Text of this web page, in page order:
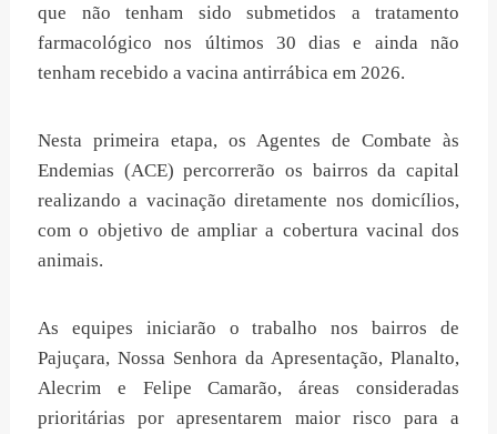
que não tenham sido submetidos a tratamento
farmacológico nos últimos 30 dias e ainda não
tenham recebido a vacina antirrábica em 2026.
Nesta primeira etapa, os Agentes de Combate às
Endemias (ACE) percorrerão os bairros da capital
realizando a vacinação diretamente nos domicílios,
com o objetivo de ampliar a cobertura vacinal dos
animais.
As equipes iniciarão o trabalho nos bairros de
Pajuçara, Nossa Senhora da Apresentação, Planalto,
Alecrim e Felipe Camarão, áreas consideradas
prioritárias por apresentarem maior risco para a